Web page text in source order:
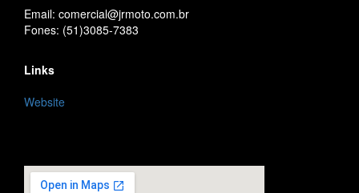
Email: comercial@jrmoto.com.br
Fones: (51)3085-7383
Links
Website